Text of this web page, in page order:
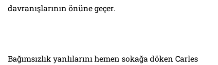
davranışlarının önüne geçer.
Bağımsızlık yanlılarını hemen sokağa döken Carles